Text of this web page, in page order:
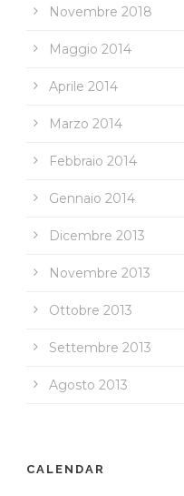
Novembre 2018
Maggio 2014
Aprile 2014
Marzo 2014
Febbraio 2014
Gennaio 2014
Dicembre 2013
Novembre 2013
Ottobre 2013
Settembre 2013
Agosto 2013
CALENDAR